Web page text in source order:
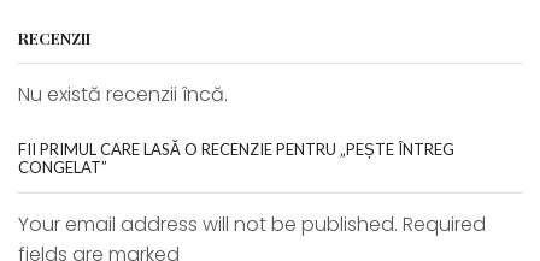
RECENZII
Nu există recenzii încă.
FII PRIMUL CARE LASĂ O RECENZIE PENTRU „PEȘTE ÎNTREG
CONGELAT”
Your email address will not be published. Required
fields are marked